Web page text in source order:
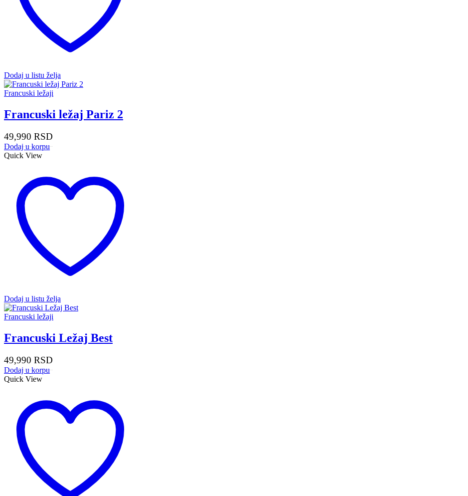
Dodaj u listu želja
Francuski ležaji
Francuski ležaj Pariz 2
49,990 RSD
Dodaj u korpu
Quick View
Dodaj u listu želja
Francuski ležaji
Francuski Ležaj Best
49,990 RSD
Dodaj u korpu
Quick View